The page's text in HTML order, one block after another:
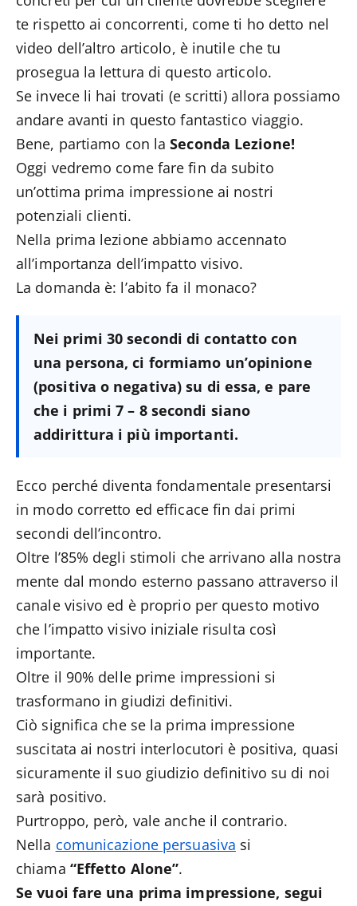
te rispetto ai concorrenti, come ti ho detto nel
video dell’altro articolo, è inutile che tu
prosegua la lettura di questo articolo.
Se invece li hai trovati (e scritti) allora possiamo
andare avanti in questo fantastico viaggio.
Bene, partiamo con laSeconda Lezione!
Oggi vedremo come fare fin da subito
un’ottima prima impressione ai nostri
potenziali clienti.
Nella prima lezione abbiamo accennato
all’importanza dell’impatto visivo.
La domanda è: l’abito fa il monaco?
Nei primi 30 secondi di contatto con
una persona, ci formiamo un’opinione
(positiva o negativa) su di essa, e pare
che i primi 7 – 8 secondi siano
addirittura i più importanti.
Ecco perché diventa fondamentale presentarsi
in modo corretto ed efficace fin dai primi
secondi dell’incontro.
Oltre l’85% degli stimoli che arrivano alla nostra
mente dal mondo esterno passano attraverso il
canale visivo ed è proprio per questo motivo
che l’impatto visivo iniziale risulta così
importante.
Oltre il 90% delle prime impressioni si
trasformano in giudizi definitivi.
Ciò significa che se la prima impressione
suscitata ai nostri interlocutori è positiva, quasi
sicuramente il suo giudizio definitivo su di noi
sarà positivo.
Purtroppo, però, vale anche il contrario.
Nella comunicazione persuasiva si
chiama “Effetto Alone”.
Se vuoi fare una prima impressione, segui